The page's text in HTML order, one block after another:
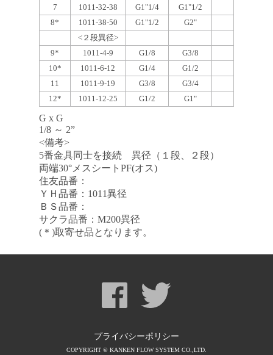
7
1011-32-38 G1"1/4
G1"1/2
8*
1011-38-50 G1"1/2
G2"
<２段異径>
9*
1011-4-9 G1/8
G3/8
10*
1011-6-12 G1/4
G1/2
11
1011-9-19 G3/8
G3/4
12*
1011-12-25 G1/2 G1"
G x G
1/8 ～ 2”
<備考>
5番金具同士を接続 異径（１段、２段）
両端30°メスシートPF(オス)
住友品番：
ＹＨ品番：1011異径
ＢＳ品番：
サクラ品番：M200異径
(＊)取寄せ品となります。
プライバシーポリシー
COPYRIGHT © KANKEN FLOW SYSTEM CO.,LTD.